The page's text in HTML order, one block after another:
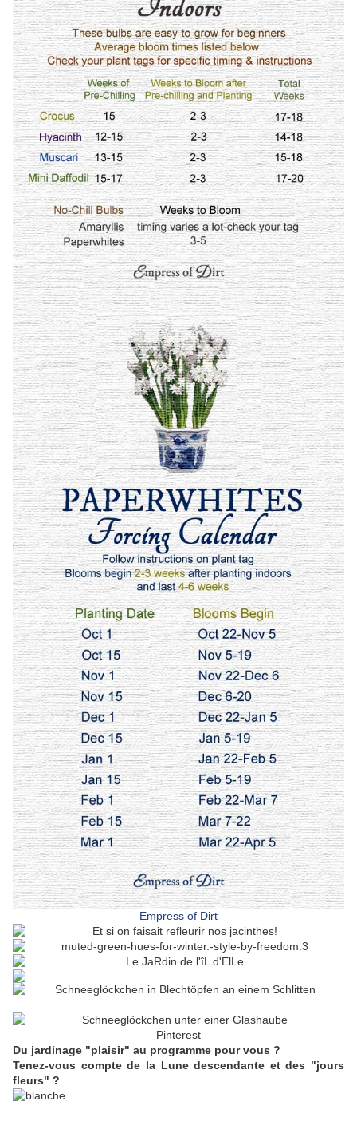
Empress of Dirt
Pinterest
Du jardinage "plaisir" au programme pour vous ?
Tenez-vous compte de la Lune descendante et des "jours
fleurs" ?